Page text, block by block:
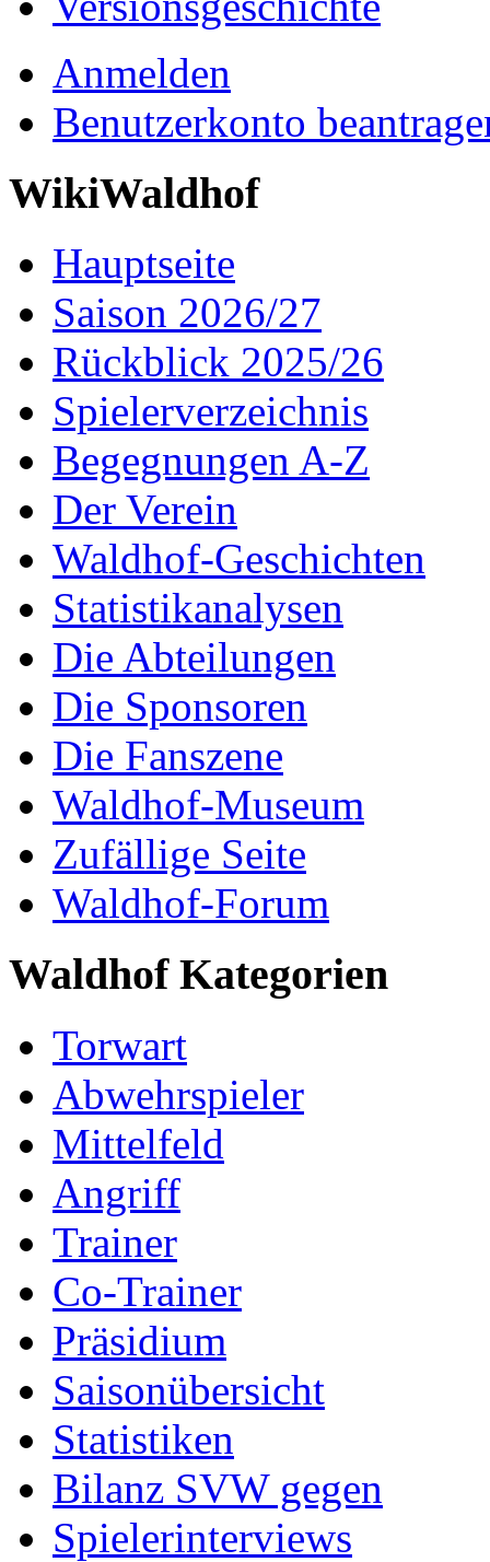
Anmelden
Benutzerkonto
WikiWaldhof
Hauptseite
Saison 2026/27
Rückblick 2025/26
Spielerverzeichnis
Begegnungen A-Z
Der Verein
Waldhof-Geschichten
Statistikanalysen
Die Abteilungen
Die Sponsoren
Die Fanszene
Waldhof-Museum
Zufällige Seite
Waldhof-Forum
Waldhof Kategorien
Torwart
Abwehrspieler
Mittelfeld
Angriff
Trainer
Co-Trainer
Präsidium
Saisonübersicht
Statistiken
Bilanz SVW gegen
Spielerinterviews